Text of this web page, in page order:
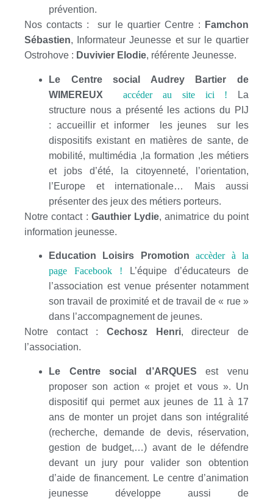
prévention.
Nos contacts : sur le quartier Centre :
Famchon
Sébastien, Informateur Jeunesse et sur le quartier
Ostrohove : Duvivier Elodie, référente Jeunesse.
Le Centre social Audrey Bartier de
WIMEREUXaccéder au site ici !
La
structure nous a présenté les actions du PIJ
: accueillir et informer les jeunes sur les
dispositifs existant en matières de sante, de
mobilité, multimédia ,la formation ,les métiers
et jobs d’été, la citoyenneté, l’orientation,
l’Europe et internationale… Mais aussi
présenter des jeux des métiers porteurs.
Notre contact : Gauthier Lydie, animatrice du point
information jeunesse.
Education Loisirs Promotionaccèder à la
page Facebook !
L’équipe d’éducateurs de
l’association est venue présenter notamment
son travail de proximité et de travail de « rue »
dans l’accompagnement de jeunes.
Notre contact : Cechosz Henri, directeur de
l’association.
Le Centre social d’ARQUESest venu
proposer son action « projet et vous ». Un
dispositif qui permet aux jeunes de 11 à 17
ans de monter un projet dans son intégralité
(recherche, demande de devis, réservation,
gestion de budget,…) avant de le défendre
devant un jury pour valider son obtention
d’aide de financement. Le centre d’animation
jeunesse développe aussi de